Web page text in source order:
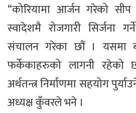
“कोरियामा आर्जन गरेको
स्वादेशमै रोजगारी सिर्जना
संचालन गरेका छौं । यसमा
फर्केकाहरुको लागनी रहेको
अर्थतन्त्र निर्माणमा सहयोग
अध्यक्ष कुँवरले भने ।